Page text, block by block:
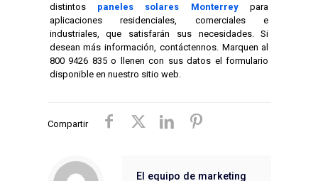
distintos paneles solares Monterreypara
aplicaciones residenciales, comerciales e
industriales, que satisfarán sus necesidades. Si
desean más información, contáctennos. Marquen al
800 9426 835 o llenen con sus datos el formulario
disponible en nuestro sitio web.
Compartir
El equipo de marketing